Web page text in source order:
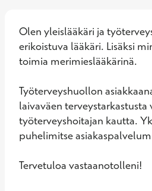
Olen yleislääkäri ja
erikoistuva lääkäri. Lisäksi
toimia merimieslääkärinä.
Työterveyshuollon
laivaväen terveystarkastusta
työterveyshoitajan kautta.
puhelimitse
Tervetuloa vastaanotolleni!